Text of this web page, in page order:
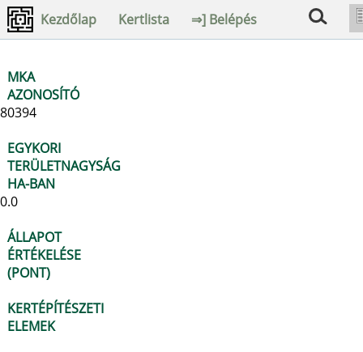
Kezdőlap Kertlista ⇒] Belépés
MKA
AZONOSÍTÓ
80394
EGYKORI
TERÜLETNAGYSÁG
HA-BAN
0.0
ÁLLAPOT
ÉRTÉKELÉSE
(PONT)
KERTÉPÍTÉSZETI
ELEMEK